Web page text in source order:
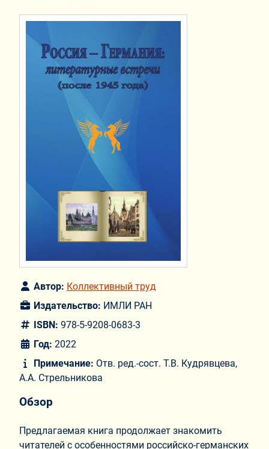
Автор: Коллективный труд
Издательство: ИМЛИ РАН
ISBN: 978-5-9208-0683-3
Год: 2022
Примечание: Отв. ред.-сост. Т.В. Кудрявцева,
А.А. Стрельникова
Обзор
Предлагаемая книга продолжает знакомить
читателей с особенностями российско-германских